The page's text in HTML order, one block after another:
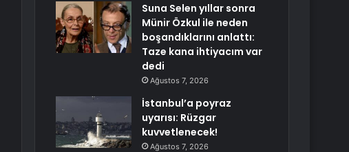
Suna Selen yıllar sonra
Münir Özkul ile neden
boşandıklarını anlattı:
Taze kana ihtiyacım var
dedi
Ağustos 7, 2026
İstanbul’a poyraz
uyarısı: Rüzgar
kuvvetlenecek!
Ağustos 7, 2026